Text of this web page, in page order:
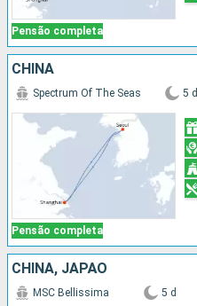
Pensão completa
CHINA
Pensão completa
Spectrum Of The Seas 5 d
CHINA, JAPÃO
MSC Bellissima 5 d